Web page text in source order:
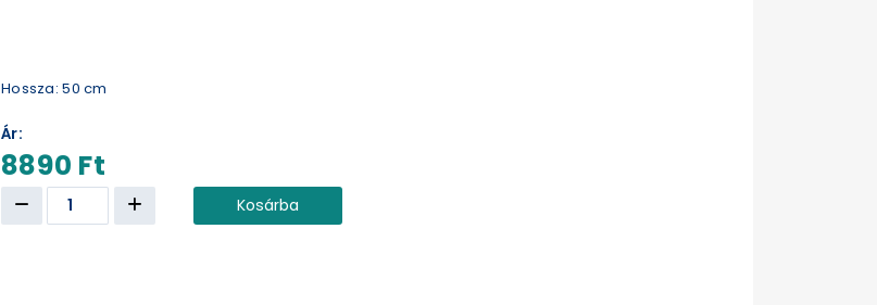
Hossza: 50 cm
Ár:
8890 Ft
Kosárba